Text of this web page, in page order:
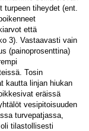
turpeen tiheydet (ent.
että
3). Vastaavasti vain
(painoprosenttina)
Tosin
kautta linjan hiukan
eräissä
vesipitoisuuden
turvepatjassa,
tilastollisesti